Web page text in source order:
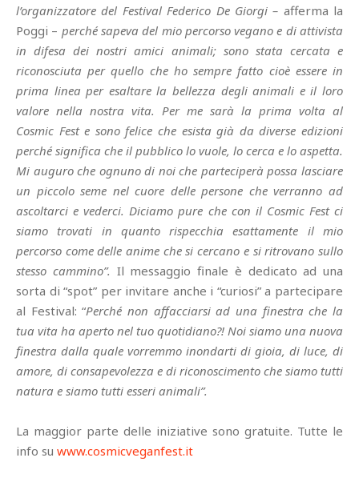
l’organizzatore del Festival Federico De Giorgi – afferma la
Poggi – perché sapeva del mio percorso vegano e di attivista
in difesa dei nostri amici animali; sono stata cercata e
riconosciuta per quello che ho sempre fatto cioè essere in
prima linea per esaltare la bellezza degli animali e il loro
valore nella nostra vita. Per me sarà la prima volta al
Cosmic Fest e sono felice che esista già da diverse edizioni
perché significa che il pubblico lo vuole, lo cerca e lo aspetta.
Mi auguro che ognuno di noi che parteciperà possa lasciare
un piccolo seme nel cuore delle persone che verranno ad
ascoltarci e vederci. Diciamo pure che con il Cosmic Fest ci
siamo trovati in quanto rispecchia esattamente il mio
percorso come delle anime che si cercano e si ritrovano sullo
stesso cammino”. Il messaggio finale è dedicato ad una
sorta di “spot” per invitare anche i “curiosi” a partecipare
al Festival: “Perché non affacciarsi ad una finestra che la
tua vita ha aperto nel tuo quotidiano?! Noi siamo una nuova
finestra dalla quale vorremmo inondarti di gioia, di luce, di
amore, di consapevolezza e di riconoscimento che siamo tutti
natura e siamo tutti esseri animali”.
La maggior parte delle iniziative sono gratuite. Tutte le
info su www.cosmicveganfest.it